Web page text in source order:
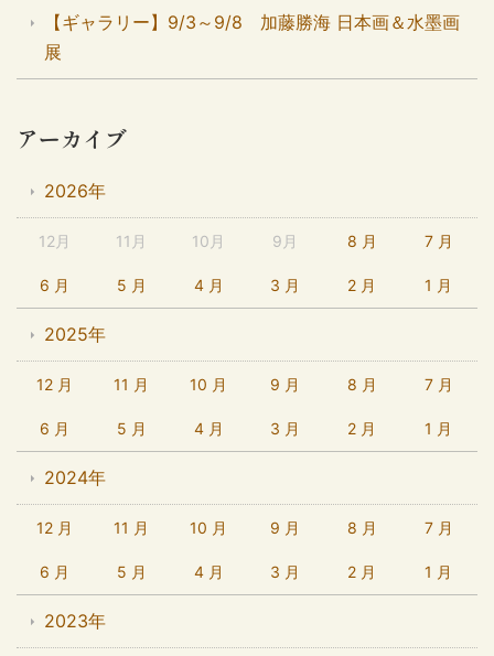
【ギャラリー】9/3～9/8 加藤勝海 日本画＆水墨画
展
アーカイブ
2026年
12月 11月 10月 9月 8 月 7 月
6 月 5 月 4 月 3 月 2 月 1 月
2025年
12 月 11 月 10 月 9 月 8 月 7 月
6 月 5 月 4 月 3 月 2 月 1 月
2024年
12 月 11 月 10 月 9 月 8 月 7 月
6 月 5 月 4 月 3 月 2 月 1 月
2023年